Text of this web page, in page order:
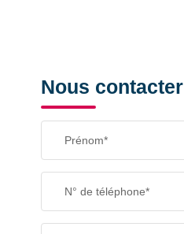
Nous contacter
Prénom*
N° de téléphone*